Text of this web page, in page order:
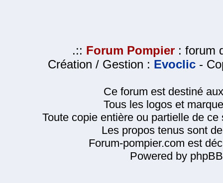
.:: Forum Pompier : forum
Création / Gestion : Evoclic -
Ce forum est destiné
Tous les logos et
Toute copie entière ou partielle de
Les propos tenus sont
Forum-pompier.com est
Powered by